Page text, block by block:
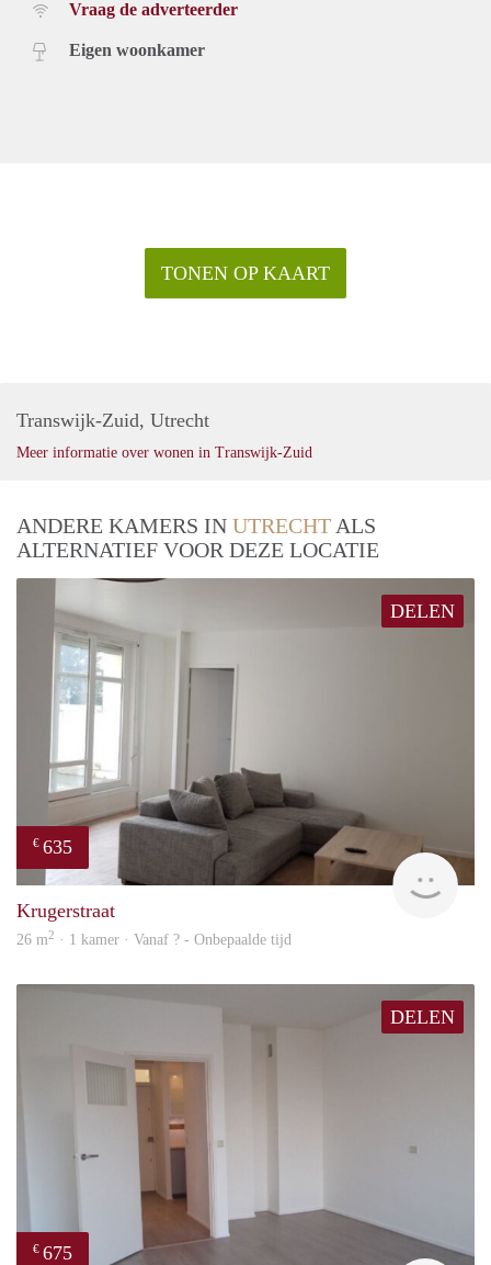
Vraag de adverteerder
Eigen woonkamer
TONEN OP KAART
Transwijk-Zuid, Utrecht
Meer informatie over wonen in Transwijk-Zuid
ANDERE KAMERS IN UTRECHT ALS
ALTERNATIEF VOOR DEZE LOCATIE
DELEN
€ 635
Krugerstraat
26 m2 · 1 kamer · Vanaf ? - Onbepaalde tijd
DELEN
€ 675